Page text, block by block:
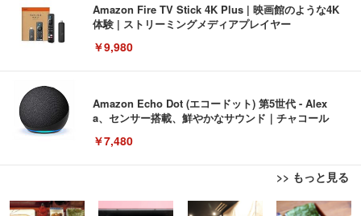
Amazon Fire TV Stick 4K Plus | 映画館のような4K
体験 | ストリーミングメディアプレイヤー
￥9,980
Amazon Echo Dot (エコードット) 第5世代 - Alex
a、センサー搭載、鮮やかなサウンド｜チャコール
￥7,480
>> もっと見る
[EdoErgo] オフィスチェア 椅子 テレワーク 疲れな
EIZO ビジネス向けプレミアムモニター | FlexScan